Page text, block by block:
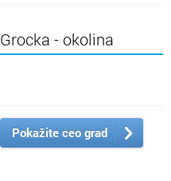
- okolina
Pokažite ceo grad